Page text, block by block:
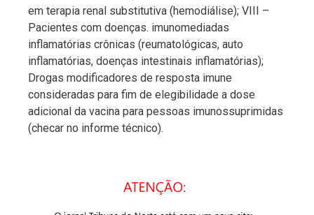
em terapia renal substitutiva (hemodiálise); VIII –
Pacientes com doenças. imunomediadas
inflamatórias crônicas (reumatológicas, auto
inflamatórias, doenças intestinais inflamatórias);
Drogas modificadores de resposta imune
consideradas para fim de elegibilidade a dose
adicional da vacina para pessoas imunossuprimidas
(checar no informe técnico).